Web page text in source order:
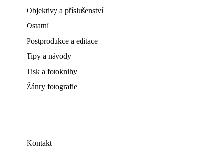
Objektivy a příslušenství
Ostatní
Postprodukce a editace
Tipy a návody
Tisk a fotoknihy
Žánry fotografie
Kontakt